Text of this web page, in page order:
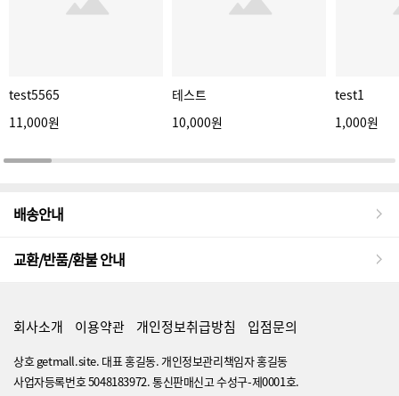
test5565
11,000원
테스트
10,000원
test1
1,000원
배송안내
교환/반품/환불 안내
회사소개 이용약관 개인정보취급방침 입점문의
상호 getmall.site. 대표 홍길동. 개인정보관리책임자 홍길동
사업자등록번호 5048183972. 통신판매신고 수성구-제0001호.